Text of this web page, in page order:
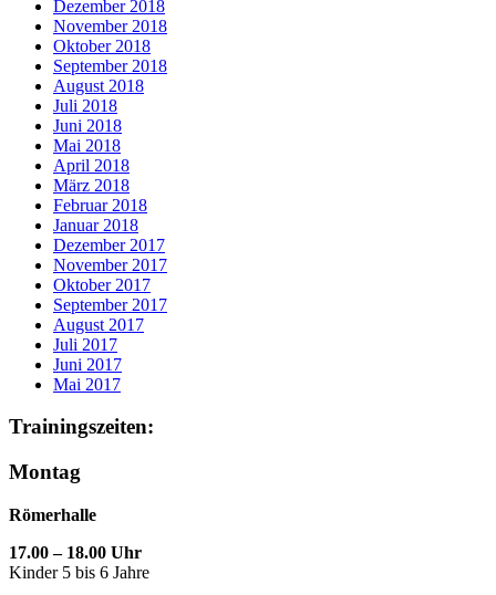
Dezember 2018
November 2018
Oktober 2018
September 2018
August 2018
Juli 2018
Juni 2018
Mai 2018
April 2018
März 2018
Februar 2018
Januar 2018
Dezember 2017
November 2017
Oktober 2017
September 2017
August 2017
Juli 2017
Juni 2017
Mai 2017
Trainingszeiten:
Montag
Römerhalle
17.00 – 18.00 Uhr
Kinder 5 bis 6 Jahre